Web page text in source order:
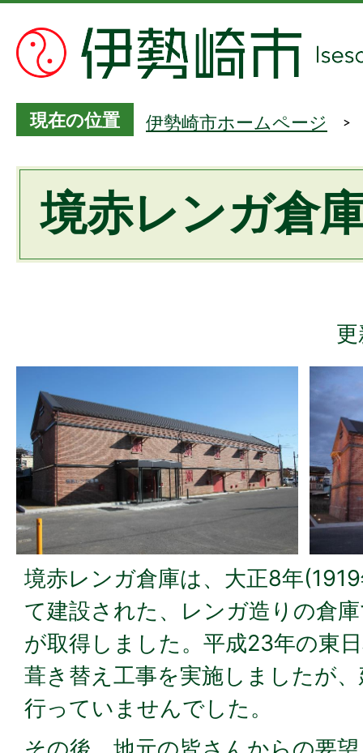
現在の位置 伊勢崎市ホームページ
境赤レンガ倉
境赤レンガ倉庫は、大正8年
て建設された、レンガ造りの倉
が取得しました。平成23年の東
葺き替え工事を実施しましたが
行っていませんでした。